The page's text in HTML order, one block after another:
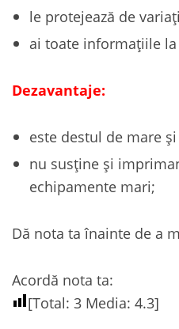
le protejează de
ai toate informațiile
Dezavantaje:
este destul de mare
nu susține și
echipamente mari;
Dă nota ta înainte de a
Acordă nota ta:
[Total: 3 Media: 4.3]